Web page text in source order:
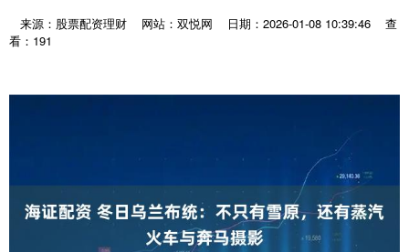
来源：股票配资理财 网站：双悦网 日期：2026-01-08 10:39:46
查
看：191